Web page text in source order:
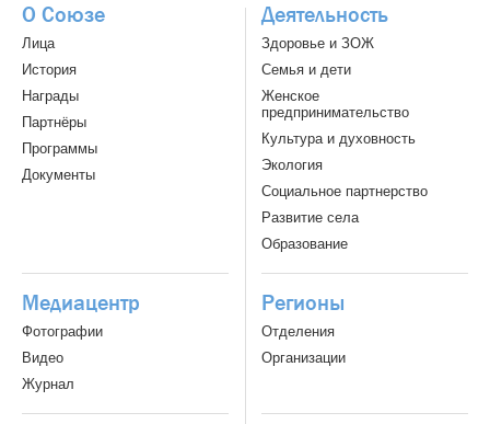
О Союзе
Лица
История
Награды
Партнёры
Программы
Документы
Деятельность
Здоровье и ЗОЖ
Семья и дети
Женское
предпринимательство
Культура и духовность
Экология
Социальное партнерство
Развитие села
Образование
Медиацентр
Фотографии
Видео
Журнал
Регионы
Отделения
Организации